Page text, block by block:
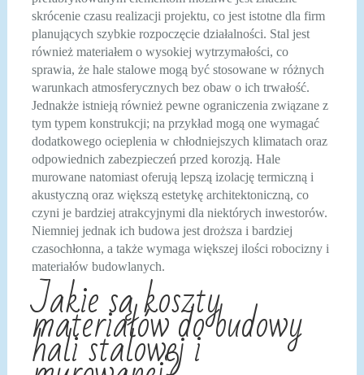
skrócenie czasu realizacji projektu, co jest istotne dla firm
planujących szybkie rozpoczęcie działalności. Stal jest
również materiałem o wysokiej wytrzymałości, co
sprawia, że hale stalowe mogą być stosowane w różnych
warunkach atmosferycznych bez obaw o ich trwałość.
Jednakże istnieją również pewne ograniczenia związane z
tym typem konstrukcji; na przykład mogą one wymagać
dodatkowego ocieplenia w chłodniejszych klimatach oraz
odpowiednich zabezpieczeń przed korozją. Hale
murowane natomiast oferują lepszą izolację termiczną i
akustyczną oraz większą estetykę architektoniczną, co
czyni je bardziej atrakcyjnymi dla niektórych inwestorów.
Niemniej jednak ich budowa jest droższa i bardziej
czasochłonna, a także wymaga większej ilości robocizny i
materiałów budowlanych.
Jakie są koszty
materiałów do budowy
hali stalowej i